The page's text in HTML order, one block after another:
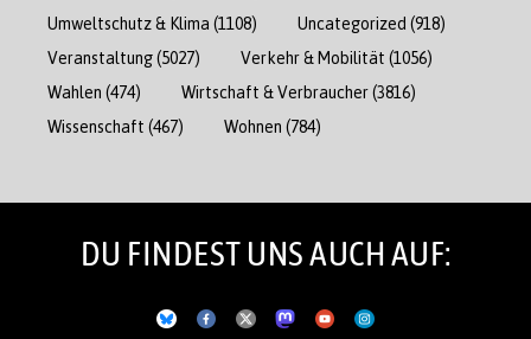
Umweltschutz & Klima (1108) Uncategorized (918)
Veranstaltung(5027) Verkehr & Mobilität (1056)
Wahlen (474) Wirtschaft & Verbraucher(3816)
Wissenschaft (467) Wohnen (784)
DU FINDEST UNS AUCH AUF: